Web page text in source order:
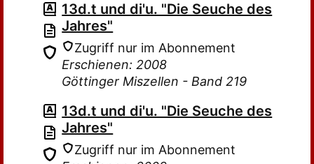
13d.t und di'u. "Die Seuche des
Jahres"
Zugriff nur im Abonnement
Erschienen: 2008
Göttinger Miszellen - Band 219
13d.t und di'u. "Die Seuche des
Jahres"
Zugriff nur im Abonnement